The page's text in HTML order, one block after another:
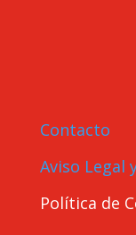
Contacto
Aviso Legal
Política de